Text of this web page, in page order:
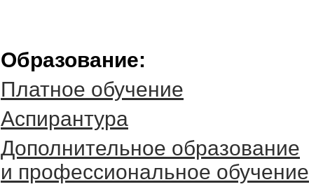
Образование:
Платное обучение
Аспирантура
Дополнительное образование
и профессиональное обучение